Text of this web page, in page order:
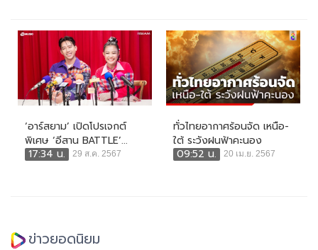
‘อาร์สยาม’ เปิดโปรเจกต์
พิเศษ ‘อีสาน BATTLE’...
17:34 น.
29 ส.ค. 2567
ทั่วไทยอากาศร้อนจัด เหนือ-
ใต้ ระวังฝนฟ้าคะนอง
09:52 น.
20 เม.ย. 2567
ข่าวยอดนิยม